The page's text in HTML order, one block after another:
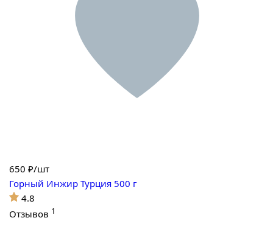
650 ₽/шт
Горный Инжир Турция 500 г
4.8
Отзывов 1